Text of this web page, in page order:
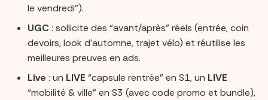
le vendredi”).
UGC: sollicite des “avant/après” réels (entrée, coin
devoirs, look d’automne, trajet vélo) et réutilise les
meilleures preuves en ads.
Live : un LIVE “capsule rentrée” en S1, un LIVE
“mobilité & ville” en S3 (avec code promo et bundle),